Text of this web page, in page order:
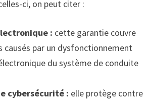
ci, on peut citer :
: cette garantie couvre
causés par un dysfonctionnement
du système de conduite
cybersécurité : elle protège contre